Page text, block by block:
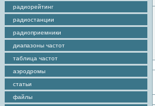
радиорейтинг
радиостанции
радиоприемники
диапазоны частот
таблица частот
аэродромы
статьи
файлы